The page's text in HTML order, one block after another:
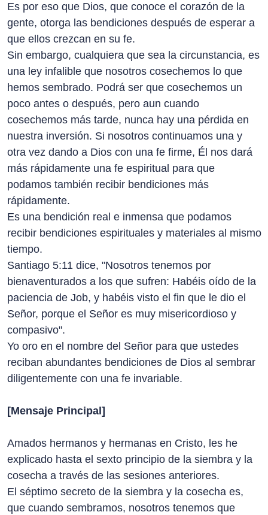
Es por eso que Dios, que conoce el corazón de la
gente, otorga las bendiciones después de esperar a
que ellos crezcan en su fe.
Sin embargo, cualquiera que sea la circunstancia, es
una ley infalible que nosotros cosechemos lo que
hemos sembrado. Podrá ser que cosechemos un
poco antes o después, pero aun cuando
cosechemos más tarde, nunca hay una pérdida en
nuestra inversión. Si nosotros continuamos una y
otra vez dando a Dios con una fe firme, Él nos dará
más rápidamente una fe espiritual para que
podamos también recibir bendiciones más
rápidamente.
Es una bendición real e inmensa que podamos
recibir bendiciones espirituales y materiales al mismo
tiempo.
Santiago 5:11 dice, "Nosotros tenemos por
bienaventurados a los que sufren: Habéis oído de la
paciencia de Job, y habéis visto el fin que le dio el
Señor, porque el Señor es muy misericordioso y
compasivo".
Yo oro en el nombre del Señor para que ustedes
reciban abundantes bendiciones de Dios al sembrar
diligentemente con una fe invariable.
[Mensaje Principal]
Amados hermanos y hermanas en Cristo, les he
explicado hasta el sexto principio de la siembra y la
cosecha a través de las sesiones anteriores.
El séptimo secreto de la siembra y la cosecha es,
que cuando sembramos, nosotros tenemos que